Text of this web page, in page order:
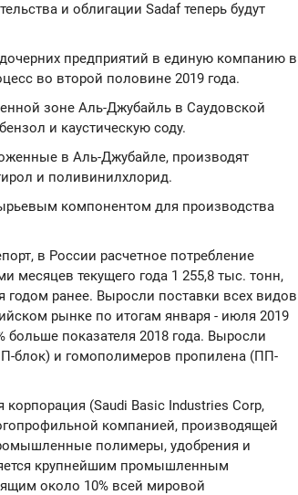
и облигации Sadaf теперь будут
предприятий в единую компанию в
во второй половине 2019 года.
зоне Аль-Джубайль в Саудовской
и каустическую соду.
в Аль-Джубайле, производят
и поливинилхлорид.
компонентом для производства
в России расчетное потребление
месяцев текущего года 1 255,8 тыс. тонн,
годом ранее. Выросли поставки всех видов
рынке по итогам января - июля 2019
больше показателя 2018 года. Выросли
блок) и гомополимеров пропилена (ПП-
(Saudi Basic Industries Corp,
компанией, производящей
полимеры, удобрения и
крупнейшим промышленным
около 10% всей мировой